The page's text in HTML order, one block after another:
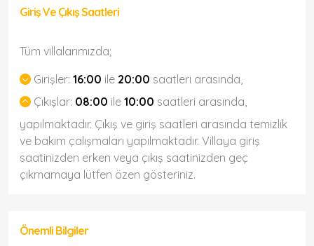
Giriş Ve Çıkış Saatleri
Tüm villalarımızda;
Girişler: 16:00 ile 20:00 saatleri arasında,
Çıkışlar: 08:00 ile 10:00 saatleri arasında,
yapılmaktadır. Çıkış ve giriş saatleri arasında temizlik
ve bakım çalışmaları yapılmaktadır. Villaya giriş
saatinizden erken veya çıkış saatinizden geç
çıkmamaya lütfen özen gösteriniz.
Önemli Bilgiler